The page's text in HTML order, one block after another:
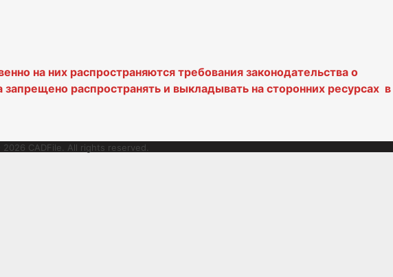
на них распространяются требования законодательства о
распространять и выкладывать на сторонних ресурсах в
CADFile. All rights reserved.